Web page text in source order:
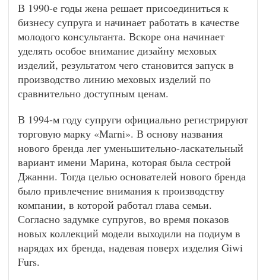
В 1990-е годы жена решает присоединиться к
бизнесу супруга и начинает работать в качестве
молодого консультанта. Вскоре она начинает
уделять особое внимание дизайну меховых
изделий, результатом чего становится запуск в
производство линию меховых изделий по
сравнительно доступным ценам.
В 1994-м году супруги официально регистрируют
торговую марку «Marni». В основу названия
нового бренда лег уменьшительно-ласкательный
вариант имени Марина, которая была сестрой
Джанни. Тогда целью основателей нового бренда
было привлечение внимания к производству
компании, в которой работал глава семьи.
Согласно задумке супругов, во время показов
новых коллекций модели выходили на подиум в
нарядах их бренда, надевая поверх изделия Giwi
Furs.